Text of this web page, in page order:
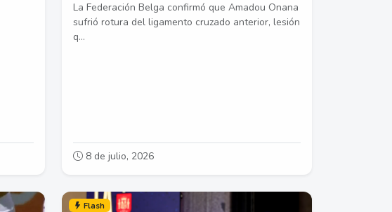
La Federación Belga confirmó que Amadou Onana
sufrió rotura del ligamento cruzado anterior, lesión
q...
8 de julio, 2026
Flash